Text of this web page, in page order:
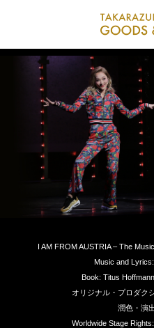
I AM FROM AUSTRIA – The
Music and
Book: Titus
オリジナル・プロダク
潤色・演
Worldwide Stage